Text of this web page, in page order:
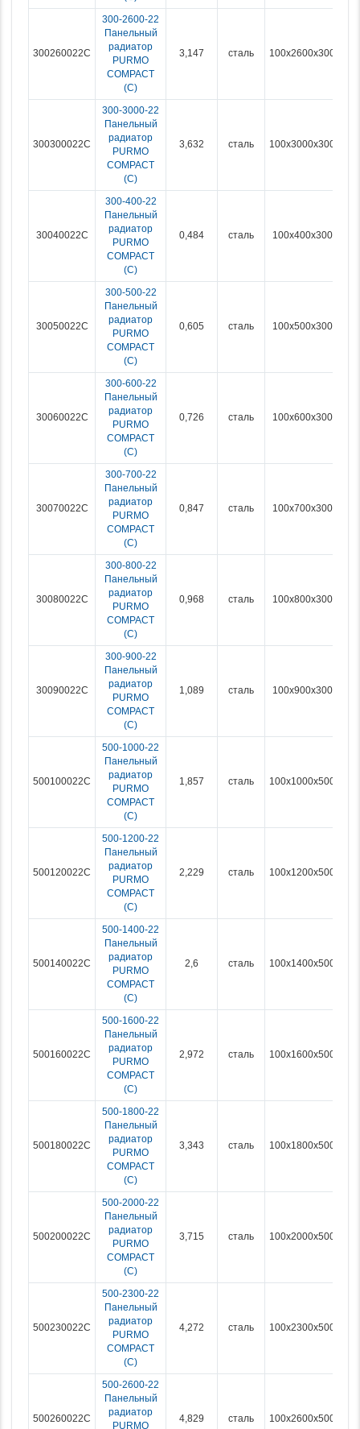
300260022C
300-2600-22
Панельный
радиатор
PURMO
COMPACT
(С)
3,147 сталь 100x2600x300
300300022C
300-3000-22
Панельный
радиатор
PURMO
COMPACT
(С)
3,632 сталь 100x3000x300
30040022C
300-400-22
Панельный
радиатор
PURMO
COMPACT
(С)
0,484 сталь 100x400x300
30050022C
300-500-22
Панельный
радиатор
PURMO
COMPACT
(С)
0,605 сталь 100x500x300
30060022C
300-600-22
Панельный
радиатор
PURMO
COMPACT
(С)
0,726 сталь 100x600x300
30070022C
300-700-22
Панельный
радиатор
PURMO
COMPACT
(С)
0,847 сталь 100x700x300
30080022C
300-800-22
Панельный
радиатор
PURMO
COMPACT
(С)
0,968 сталь 100x800x300
30090022C
300-900-22
Панельный
радиатор
PURMO
COMPACT
(С)
1,089 сталь 100x900x300
500100022C
500-1000-22
Панельный
радиатор
PURMO
COMPACT
(С)
1,857 сталь 100x1000x500
500120022C
500-1200-22
Панельный
радиатор
PURMO
COMPACT
(С)
2,229 сталь 100x1200x500
500140022C
500-1400-22
Панельный
радиатор
PURMO
COMPACT
(С)
2,6 сталь 100x1400x500
500160022C
500-1600-22
Панельный
радиатор
PURMO
COMPACT
(С)
2,972 сталь 100x1600x500
500180022C
500-1800-22
Панельный
радиатор
PURMO
COMPACT
(С)
3,343 сталь 100x1800x500
500200022C
500-2000-22
Панельный
радиатор
PURMO
COMPACT
(С)
3,715 сталь 100x2000x500
500230022C
500-2300-22
Панельный
радиатор
PURMO
COMPACT
(С)
4,272 сталь 100x2300x500
500260022C
500-2600-22
Панельный
радиатор
PURMO
4,829 сталь 100x2600x500